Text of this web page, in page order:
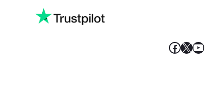
Greek
Facebook
X